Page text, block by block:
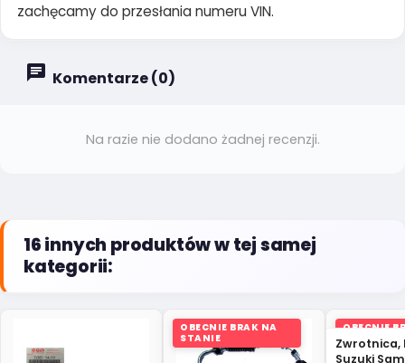
zachęcamy do przesłania numeru VIN.
Komentarze (0)
Na razie nie dodano żadnej recenzji.
16 innych produktów w tej samej
kategorii:
OBECNIE BRAK NA
STANIE
OBECNIE
STANIE
Zwrotnica,
Suzuki